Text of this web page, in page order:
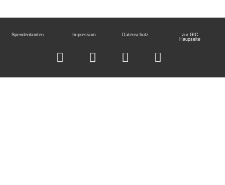
Spendenkonten Impressum Datenschutz
zur GfC
Haupseite